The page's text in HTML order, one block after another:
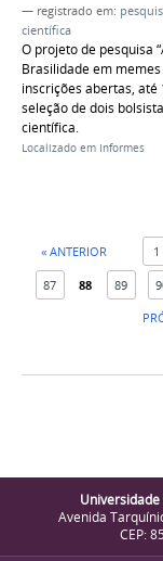
— registrado em:
científica
O projeto de pesquisa
Brasilidade em
inscrições abertas, até
seleção de dois
científica.
Localizado em Informes
« ANTERIOR 1
87 88 89
Avenida
CEP: